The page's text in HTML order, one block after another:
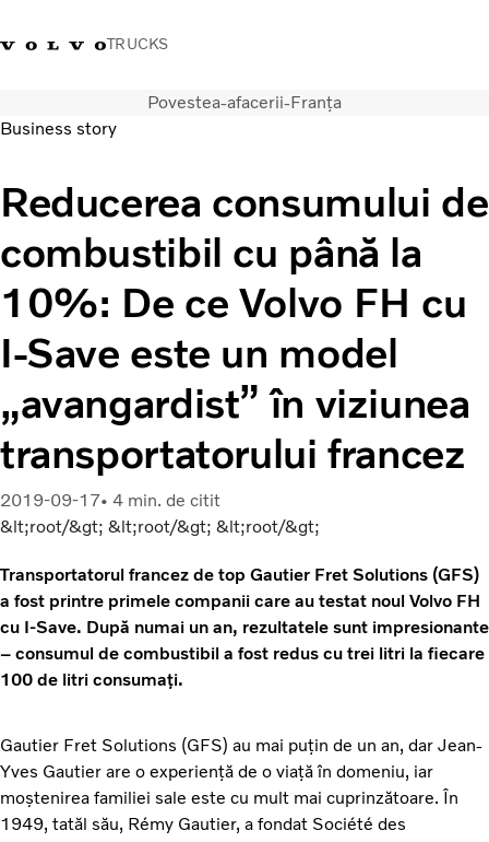
TRUCKS
Merchandise Volvo TrucksConectareTrucks Portal
Soluții de transport
Camioane
Servicii
Dealer locator
News
Despre noi
Contactați-ne
Povestea-afacerii-Franța
Business story
Reducerea consumului de
combustibil cu până la
10%: De ce Volvo FH cu
I-Save este un model
„avangardist” în viziunea
transportatorului francez
2019-09-17 4 min. de citit
&lt;root/&gt; &lt;root/&gt; &lt;root/&gt;
Transportatorul francez de top Gautier Fret Solutions (GFS)
a fost printre primele companii care au testat noul Volvo FH
cu I-Save. După numai un an, rezultatele sunt impresionante
– consumul de combustibil a fost redus cu trei litri la fiecare
100 de litri consumați.
Gautier Fret Solutions (GFS) au mai puțin de un an, dar Jean-
Yves Gautier are o experiență de o viață în domeniu, iar
moștenirea familiei sale este cu mult mai cuprinzătoare. În
1949, tatăl său, Rémy Gautier, a fondat Société des